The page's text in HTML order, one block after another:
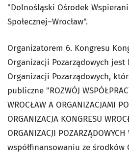
"Dolnośląski Ośrodek
Społecznej–Wrocław".
Organizatorem 6. Kongresu
Organizacji Pozarządowych jest
Organizacji Pozarządowych,
publiczne "ROZWÓJ
WROCŁAW A ORGANIZACJAMI
ORGANIZACJA KONGRESU
ORGANIZACJI
współfinansowaniu ze środków